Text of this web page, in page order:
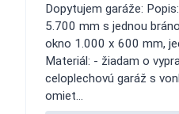
Dopytujem garáže:
5.700 mm s jednou
okno 1.000 x 600 mm,
Materiál: - žiadam o
celoplechovú garáž s
omiet...